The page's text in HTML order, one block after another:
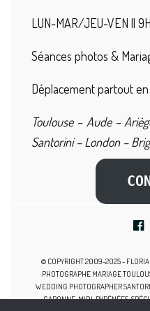
LUN-MAR/JEU-VEN ||
Séances photos &
Déplacement partout en
Toulouse – Aude –
Santorini – London –
© COPYRIGHT 2009-2025 -
PHOTOGRAPHE MARIAGE
WEDDING PHOTOGRAPHER
GARONNE, MIDI-PYRÉNÉES,